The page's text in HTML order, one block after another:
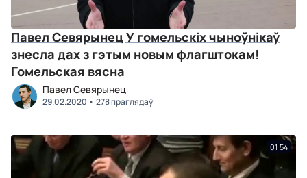
Павел Севярынец У гомельскіх чыноўнікаў
знесла дах з гэтым новым флагштокам!
Гомельская вясна
Павел Севярынец
29.02.2020 278 праглядаў
01:54